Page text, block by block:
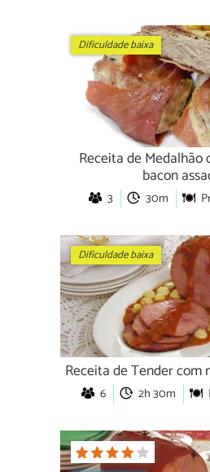
Dificuldade baixa
Receita de Medalhão
bacon
3 30m
Dificuldade baixa
Receita de Tender com
6 2h 30m